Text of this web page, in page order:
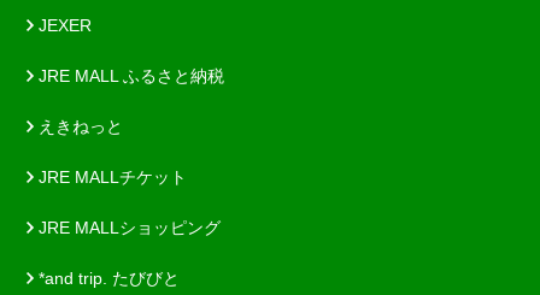
JEXER
JRE MALL ふるさと納税
えきねっと
JRE MALLチケット
JRE MALLショッピング
*and trip. たびびと